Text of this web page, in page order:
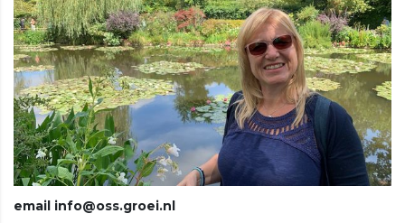
email info@oss.groei.nl